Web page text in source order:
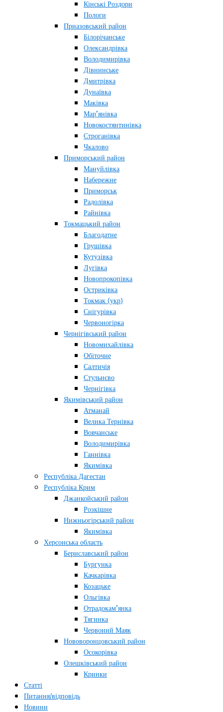
Кінські Роздори
Пологи
Приазовський район
Білорічанське
Олександрівка
Володимирівка
Дівнинське
Дмитрівка
Дунаївка
Маківка
Мар’янівка
Новокостянтинівка
Строганівка
Чкалово
Приморський район
Мануйлівка
Набережне
Приморськ
Радолівка
Райнівка
Токмацький район
Благодатне
Грушівка
Кутузівка
Лугівка
Новопрокопівка
Остриківка
Токмак (укр)
Снігурівка
Червоногірка
Чернігівський район
Новомихайлівка
Обіточне
Салтичія
Стульнєво
Чернігівка
Якимівський район
Атманай
Велика Тернівка
Вовчанське
Володимирівка
Ганнівка
Якимівка
Республіка Дагестан
Республіка Крим
Джанкойський район
Розкішне
Нижньогірський район
Якимівка
Херсонська область
Бериславський район
Бургунка
Качкарівка
Козацьке
Ольгівка
Отрадокам’янка
Тягинка
Червоний Маяк
Нововоронцовський район
Осокорівка
Олешківський район
Кринки
Статті
Питання/відповідь
Новини